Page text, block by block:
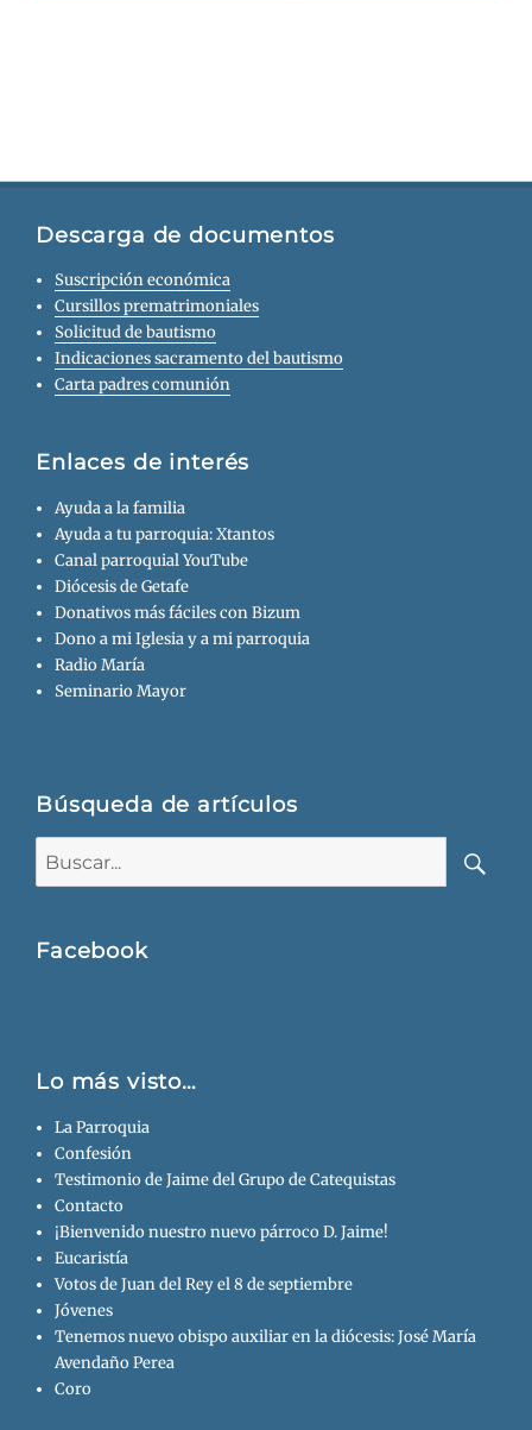
Descarga de documentos
Suscripción económica
Cursillos prematrimoniales
Solicitud de bautismo
Indicaciones sacramento del bautismo
Carta padres comunión
Enlaces de interés
Ayuda a la familia
Ayuda a tu parroquia: Xtantos
Canal parroquial YouTube
Diócesis de Getafe
Donativos más fáciles con Bizum
Dono a mi Iglesia y a mi parroquia
Radio María
Seminario Mayor
Búsqueda de artículos
Facebook
Lo más visto…
La Parroquia
Confesión
Testimonio de Jaime del Grupo de Catequistas
Contacto
¡Bienvenido nuestro nuevo párroco D. Jaime!
Eucaristía
Votos de Juan del Rey el 8 de septiembre
Jóvenes
Tenemos nuevo obispo auxiliar en la diócesis: José María
Avendaño Perea
Coro